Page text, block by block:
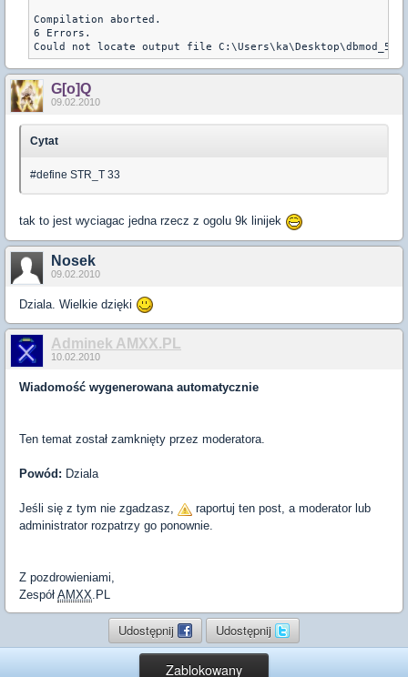
Compilation aborted.
6 Errors.
Could not locate output file
G[o]Q
09.02.2010
Cytat
#define STR_T 33
tak to jest wyciagac jedna rzecz z ogolu 9k linijek
Nosek
09.02.2010
Dziala. Wielkie dzięki
Adminek AMXX.PL
10.02.2010
Wiadomość wygenerowana automatycznie
Ten temat został zamknięty przez moderatora.
Powód: Dziala
Jeśli się z tym nie zgadzasz,
raportuj ten post, a moderator lub
administrator rozpatrzy go ponownie.
Z pozdrowieniami,
Zespół AMXX.PL
Udostępnij Udostępnij
Zablokowany